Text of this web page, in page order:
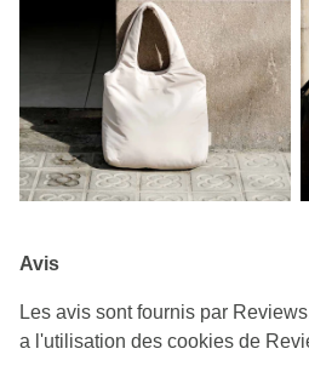
Avis
Les avis sont fournis par
a l'utilisation des cookies de